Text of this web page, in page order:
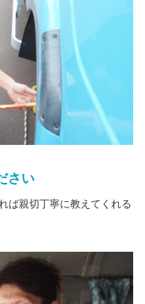
さい
ば親切丁寧に教えてくれる